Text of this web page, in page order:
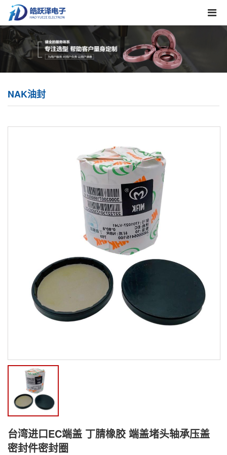
NAK油封
台湾进口EC端盖 丁腈橡胶 端盖堵头轴承压盖
密封件密封圈